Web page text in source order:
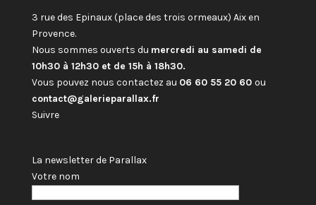
3 rue des Epinaux (place des trois ormeaux) Aix en
Provence.
Nous sommes ouverts du mercredi au samedi de
10h30 à 12h30 et de 15h à 18h30.
Vous pouvez nous contactez au 06 60 55 20 60 ou
contact@galerieparallax.fr
Suivre
La newsletter de Parallax
Votre nom